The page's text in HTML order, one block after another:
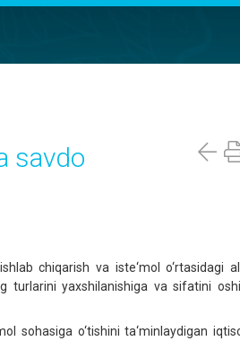
savdo
chiqarish va iste‘mol o‘rtasidagi
turlarini yaxshilanishiga va sifatini
sohasiga o‘tishini ta‘minlaydigan